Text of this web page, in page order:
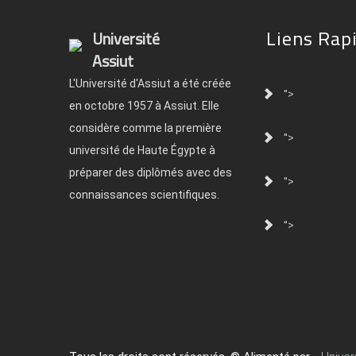
Université
Assiut
L'Université d'Assiut a été créée
en octobre 1957 à Assiut. Elle
considère comme la première
université de Haute Égypte à
préparer des diplômés avec des
connaissances scientifiques.
Liens
">
">
">
">